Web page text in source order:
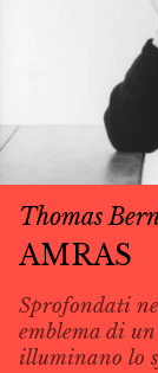
Thomas
AMRAS
Sprofondati
emblema di
illuminano lo